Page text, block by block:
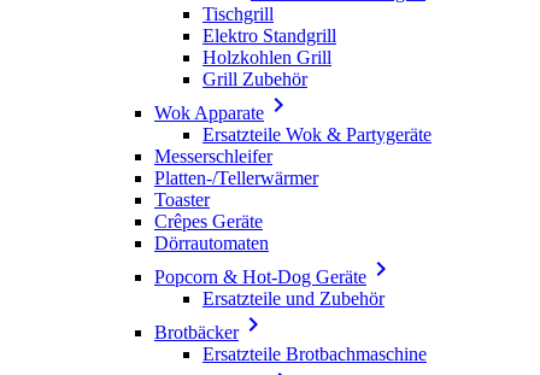
Tischgrill
Elektro Standgrill
Holzkohlen Grill
Grill Zubehör
Wok Apparate 
Ersatzteile Wok & Partygeräte
Messerschleifer
Platten-/Tellerwärmer
Toaster
Crêpes Geräte
Dörrautomaten
Popcorn & Hot-Dog Geräte 
Ersatzteile und Zubehör
Brotbäcker
Ersatzteile Brotbachmaschine